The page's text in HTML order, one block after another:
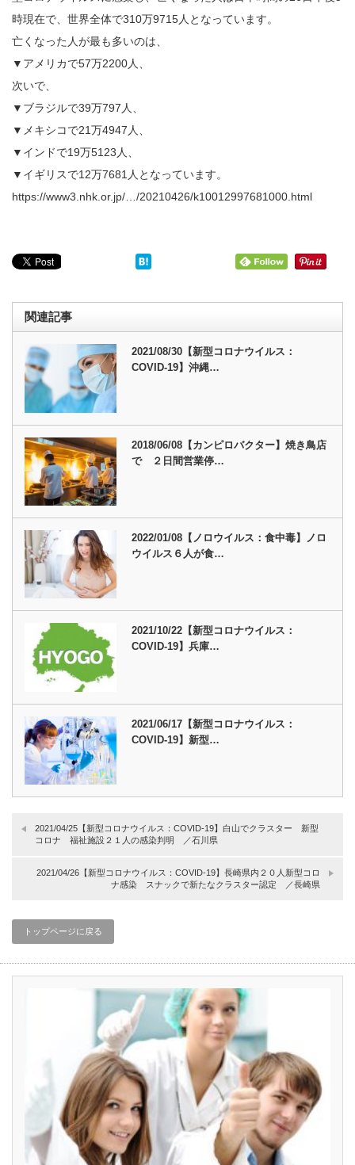
時現在で、世界全体で310万9715人となっています。
亡くなった人が最も多いのは、
▼アメリカで57万2200人、
次いで、
▼ブラジルで39万797人、
▼メキシコで21万4947人、
▼インドで19万5123人、
▼イギリスで12万7681人となっています。
https://www3.nhk.or.jp/…/20210426/k10012997681000.html
関連記事
2021/08/30【新型コロナウイルス：
COVID-19】沖縄…
2018/06/08【カンピロバクター】焼き鳥店
で ２日間営業停…
2022/01/08【ノロウイルス：食中毒】ノロ
ウイルス６人が食…
2021/10/22【新型コロナウイルス：
COVID-19】兵庫…
2021/06/17【新型コロナウイルス：
COVID-19】新型…
2021/04/25【新型コロナウイルス：COVID-19】白山でクラスター 新型
コロナ 福祉施設２１人の感染判明 ／石川県
2021/04/26【新型コロナウイルス：COVID-19】長崎県内２０人新型コロ
ナ感染 スナックで新たなクラスター認定 ／長崎県
トップページに戻る